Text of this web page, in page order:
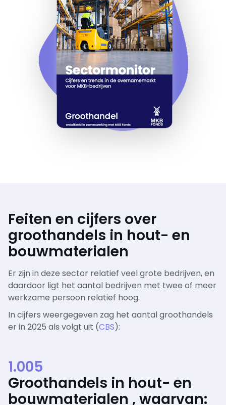
Feiten en cijfers over
groothandels in hout- en
bouwmaterialen
Er zijn in deze sector relatief veel grote bedrijven, en
daardoor ligt het aantal bedrijven met twee of meer
werkzame persoon relatief hoog.
In cijfers weergegeven zag het aantal groothandels
er in 2025 als volgt uit (CBS):
1.005
Groothandels in hout- en
bouwmaterialen , waarvan: